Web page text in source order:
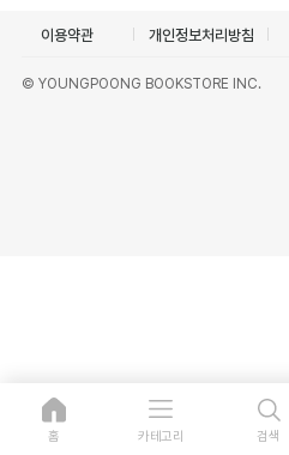
이용약관 개인정보처리방침
© YOUNGPOONG BOOKSTORE INC.
홈 카테고리 검색